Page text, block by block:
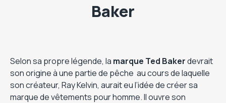
Baker
Selon sa propre légende, la marque Ted Bakerdevrait
son origine à une partie de pêche au cours de laquelle
son créateur, Ray Kelvin, aurait eu l’idée de créer sa
marque de vêtements pour homme. Il ouvre son